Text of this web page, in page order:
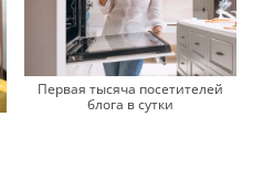
Первая тысяча посетителей
блога в сутки